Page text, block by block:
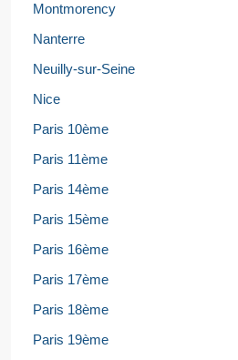
Montmorency
Nanterre
Neuilly-sur-Seine
Nice
Paris 10ème
Paris 11ème
Paris 14ème
Paris 15ème
Paris 16ème
Paris 17ème
Paris 18ème
Paris 19ème